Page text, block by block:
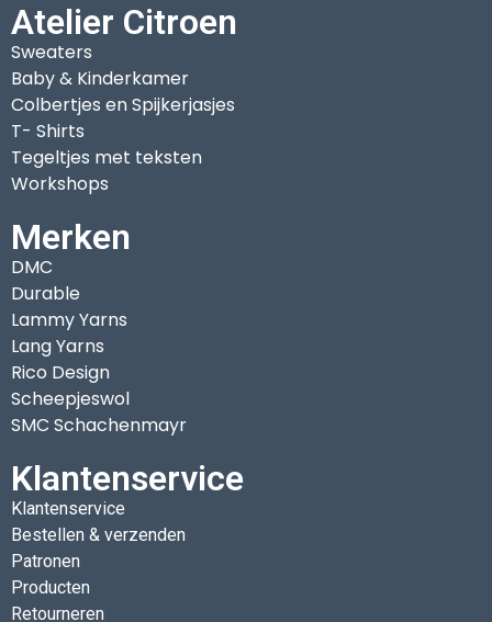
Atelier Citroen
Sweaters
Baby & Kinderkamer
Colbertjes en Spijkerjasjes
T- Shirts
Tegeltjes met teksten
Workshops
Merken
DMC
Durable
Lammy Yarns
Lang Yarns
Rico Design
Scheepjeswol
SMC Schachenmayr
Klantenservice
Klantenservice
Bestellen & verzenden
Patronen
Producten
Retourneren